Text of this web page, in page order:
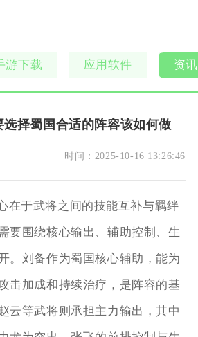
游下载 应用软件 资
选择蜀国合适的阵容该如何做
时间： 2025-10-16 13:26:46
在于武将之间的技能互补与羁绊
要围绕核心输出、辅助控制、生
。刘备作为蜀国核心辅助，能为
击加成和持续治疗，是阵容的基
云等武将则承担主力输出，其中